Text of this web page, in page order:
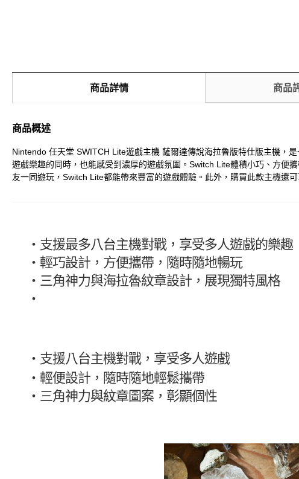
商品詳情 商品
商品概述
Nintendo 任天堂 SWITCH Lite遊戲主機 薩爾達傳說海拉魯版特仕版主機，
遊戲樂趣的同時，也能感受到濃厚的遊戲氛圍。Switch Lite體積小巧、方便
友一同遊玩，Switch Lite都能帶來豐富的遊戲體驗。此外，購買此款主機還
・ 支援最多八台主機對戰，享受多人遊戲的樂趣
・ 輕巧設計，方便攜帶，隨時隨地暢玩
・ 三角神力與海拉魯紋章設計，展現獨特風格
・
・支援八台主機對戰，享受多人遊戲
・ 輕便設計，隨時隨地輕鬆攜帶
・ 三角神力與紋章圖案，彰顯個性